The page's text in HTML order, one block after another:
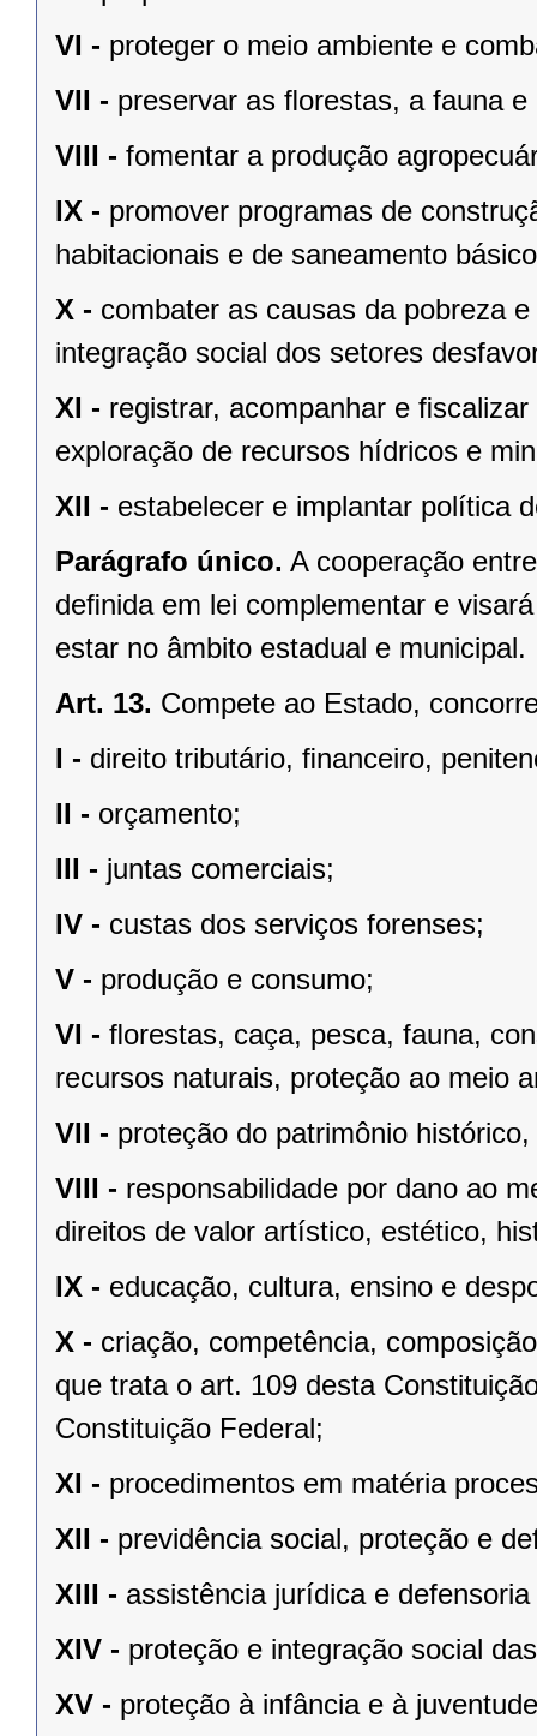
VI - proteger o meio ambiente e
VII - preservar as ﬂorestas, a fauna e
VIII - fomentar a produção
IX - promover programas de
habitacionais e de saneamento
X - combater as causas da pobreza
integração social dos setores
XI - registrar, acompanhar e
exploração de recursos hídricos e
XII - estabelecer e implantar política
Parágrafo único. A cooperação
deﬁnida em lei complementar e
estar no âmbito estadual e municipal.
Art. 13. Compete ao Estado,
I - direito tributário, ﬁnanceiro,
II - orçamento;
III - juntas comerciais;
IV - custas dos serviços forenses;
V - produção e consumo;
VI - ﬂorestas, caça, pesca, fauna,
recursos naturais, proteção ao meio
VII - proteção do patrimônio
VIII - responsabilidade por dano ao
direitos de valor artístico, estético,
IX - educação, cultura, ensino e
X - criação, competência,
que trata o art. 109 desta
Constituição Federal;
XI - procedimentos em matéria
XII - previdência social, proteção e
XIII - assistência jurídica e
XIV - proteção e integração social
XV - proteção à infância e à